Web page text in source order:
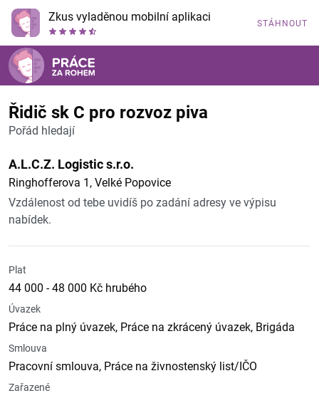
Zkus vyladěnou mobilní aplikaci STÁHNOUT
Řidič sk C pro rozvoz piva
Pořád hledají
A.L.C.Z. Logistic s.r.o.
Ringhofferova 1, Velké Popovice
Vzdálenost od tebe uvidíš po zadání adresy ve výpisu
nabídek.
Plat
44 000 - 48 000 Kč hrubého
Úvazek
Práce na plný úvazek, Práce na zkrácený úvazek, Brigáda
Smlouva
Pracovní smlouva, Práce na živnostenský list/IČO
Zařazené